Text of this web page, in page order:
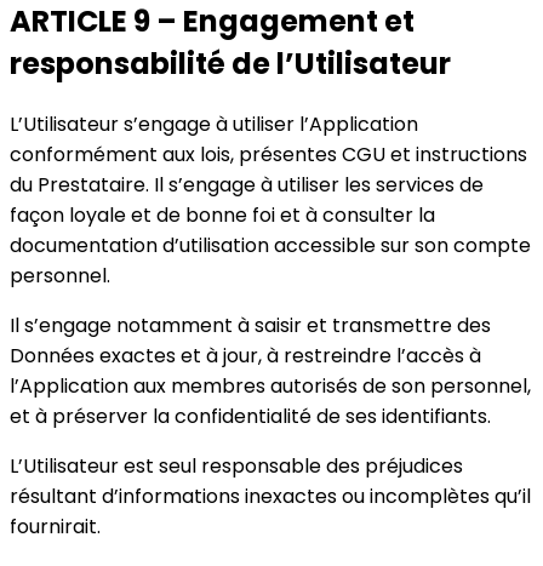
ARTICLE 9 – Engagement et
responsabilité de l’Utilisateur
L’Utilisateur s’engage à utiliser l’Application
conformément aux lois, présentes CGU et instructions
du Prestataire. Il s’engage à utiliser les services de
façon loyale et de bonne foi et à consulter la
documentation d’utilisation accessible sur son compte
personnel.
Il s’engage notamment à saisir et transmettre des
Données exactes et à jour, à restreindre l’accès à
l’Application aux membres autorisés de son personnel,
et à préserver la confidentialité de ses identifiants.
L’Utilisateur est seul responsable des préjudices
résultant d’informations inexactes ou incomplètes qu’il
fournirait.